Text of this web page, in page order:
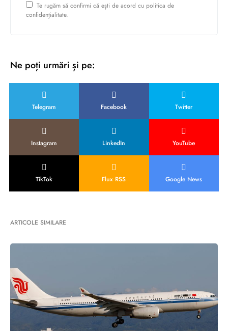
Te rugăm să confirmi că ești de acord cu politica de
confidențialitate.
Ne poți urmări și pe:
Telegram Facebook Twitter
Instagram LinkedIn YouTube
TikTok Flux RSS Google News
ARTICOLE SIMILARE